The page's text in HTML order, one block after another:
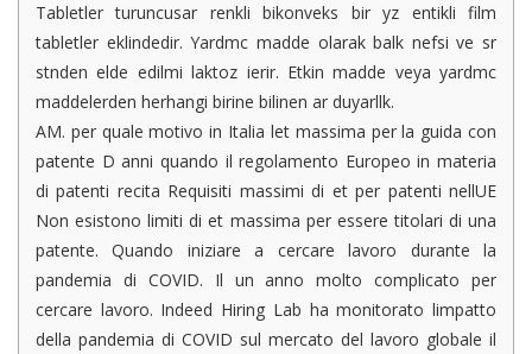
Tabletler turuncusar renkli bikonveks bir yz entikli film
tabletler eklindedir. Yardmc madde olarak balk nefsi ve sr
stnden elde edilmi laktoz ierir. Etkin madde veya yardmc
maddelerden herhangi birine bilinen ar duyarllk.
AM. per quale motivo in Italia let massima per la guida con
patente D anni quando il regolamento Europeo in materia
di patenti recita Requisiti massimi di et per patenti nellUE
Non esistono limiti di et massima per essere titolari di una
patente. Quando iniziare a cercare lavoro durante la
pandemia di COVID. Il un anno molto complicato per
cercare lavoro. Indeed Hiring Lab ha monitorato limpatto
della pandemia di COVID sul mercato del lavoro globale il